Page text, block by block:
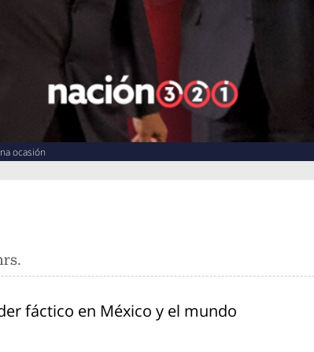
ocasión
fáctico en México y el mundo